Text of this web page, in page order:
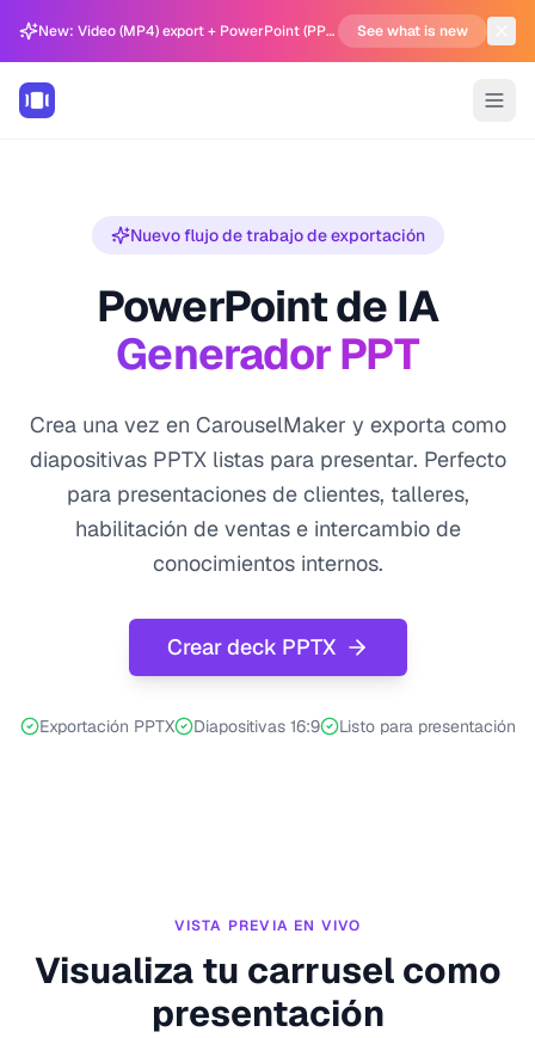
New: Video (MP4) export + PowerPoint (PPTX) support in Carousel Generator See what is new
Nuevo flujo de trabajo de exportación
PowerPoint de IA
Generador PPT
Crea una vez en CarouselMaker y exporta como
diapositivas PPTX listas para presentar. Perfecto
para presentaciones de clientes, talleres,
habilitación de ventas e intercambio de
conocimientos internos.
Crear deck PPTX
Exportación PPTX Diapositivas 16:9 Listo para presentación
VISTA PREVIA EN VIVO
Visualiza tu carrusel como
presentación